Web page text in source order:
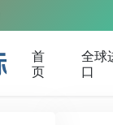
首
页
全球
口